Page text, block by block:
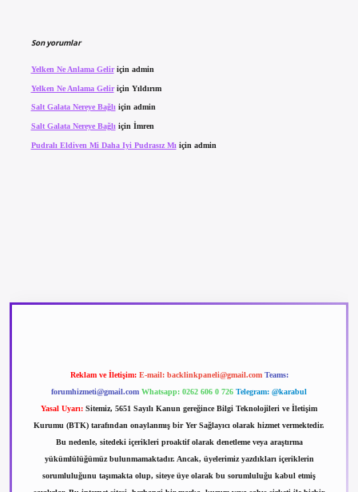
Son yorumlar
Yelken Ne Anlama Geliriçin admin
Yelken Ne Anlama Geliriçin Yıldırım
Salt Galata Nereye Bağlıiçin admin
Salt Galata Nereye Bağlı için İmren
Pudralı Eldiven Mi Daha Iyi Pudrasız Mı için admin
Reklam ve İletişim: E-mail: backlinkpaneli@gmail.com Teams:
forumhizmeti@gmail.com Whatsapp: 0262 606 0 726 Telegram: @karabul
Yasal Uyarı: Sitemiz, 5651 Sayılı Kanun gereğince Bilgi Teknolojileri ve İletişim
Kurumu (BTK) tarafından onaylanmış bir Yer Sağlayıcı olarak hizmet vermektedir.
Bu nedenle, sitedeki içerikleri proaktif olarak denetleme veya araştırma
yükümlülüğümüz bulunmamaktadır. Ancak, üyelerimiz yazdıkları içeriklerin
sorumluluğunu taşımakta olup, siteye üye olarak bu sorumluluğu kabul etmiş